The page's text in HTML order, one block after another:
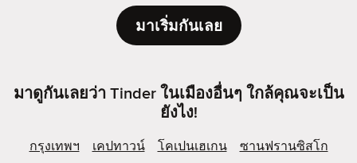
มาเริ่มกันเลย
มาดูกันเลยว่า Tinder ในเมืองอื่นๆ ใกล้คุณจะเป็น
ยังไง!
กรุงเทพฯ เคปทาวน์ โคเปนเฮเกน
ซานฟรานซิสโก